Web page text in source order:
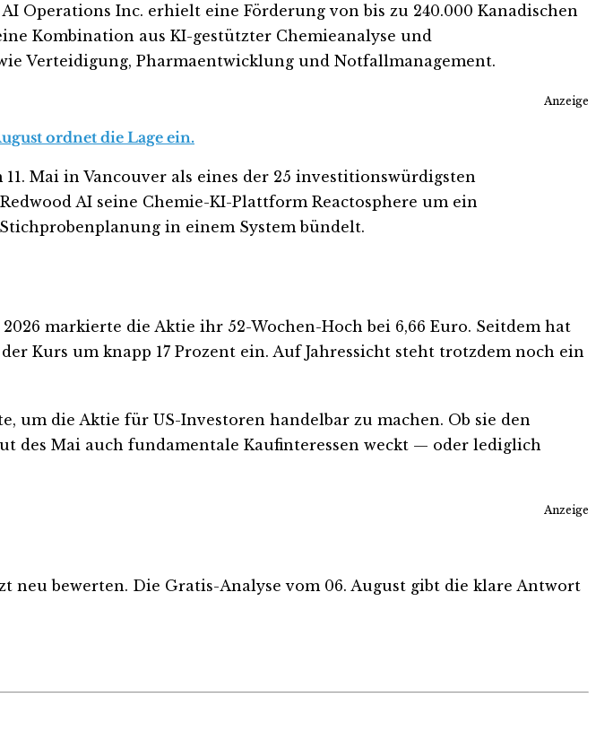
Operations Inc. erhielt eine Förderung von bis zu 240.000 Kanadischen
Kombination aus KI-gestützter Chemieanalyse und
Verteidigung, Pharmaentwicklung und Notfallmanagement.
Anzeige
ordnet die Lage ein.
Mai in Vancouver als eines der 25 investitionswürdigsten
AI seine Chemie-KI-Plattform Reactosphere um ein
in einem System bündelt.
markierte die Aktie ihr 52-Wochen-Hoch bei 6,66 Euro. Seitdem hat
Kurs um knapp 17 Prozent ein. Auf Jahressicht steht trotzdem noch ein
die Aktie für US-Investoren handelbar zu machen. Ob sie den
des Mai auch fundamentale Kaufinteressen weckt — oder lediglich
Anzeige
bewerten. Die Gratis-Analyse vom 06. August gibt die klare Antwort